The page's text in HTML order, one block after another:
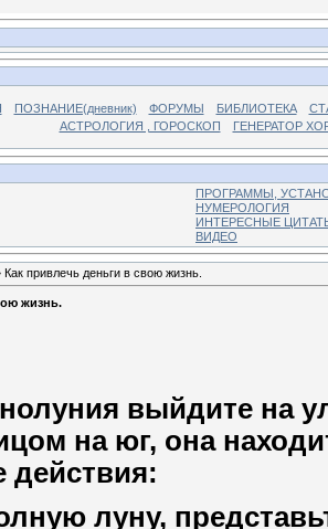
ПОЗНАНИЕ(дневник) ФОРУМЫ БИБЛИОТЕКА
АСТРОЛОГИЯ , ГОРОСКОП
ГЕНЕРАТОР
ПРОГРАММЫ,
НУМЕРОЛОГИЯ
ИНТЕРЕСНЫЕ
ВИДЕО
Как привлечь деньги в свою жизнь.
жизнь.
выйдите на
на юг, она
луну,